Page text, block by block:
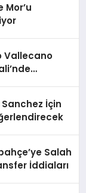
Vallecano
İçin
Salah
İddiaları